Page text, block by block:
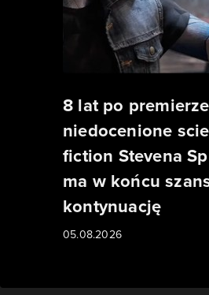
8 lat po premierze
niedocenione
fiction Stevena
ma w końcu
kontynuację
05.08.2026